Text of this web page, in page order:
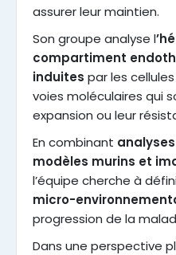
assurer leur maintien.
Son groupe analyse l
compartiment
induites par les
voies moléculaires qui
expansion ou leur
En combinant
modèles murins et
l’équipe cherche à
micro-
progression de la
Dans une perspective